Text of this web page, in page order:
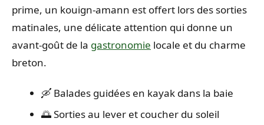
prime, un kouign-amann est offert lors des sorties
matinales, une délicate attention qui donne un
avant-goût de la gastronomie locale et du charme
breton.
🛶 Balades guidées en kayak dans la baie
🌅 Sorties au lever et coucher du soleil